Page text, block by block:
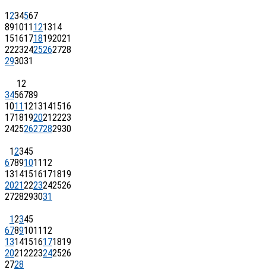
1234567
891011 121314
15161718192021
22232425262728
293031
12
3456789
1011 1213141516
17181920212223
24252627282930
12345
67891011 12
13141516171819
20212223242526
2728293031
12345
67891011 12
13141516171819
20212223242526
2728